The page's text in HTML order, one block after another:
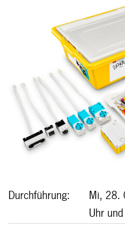
Durchführung:
Mi, 28.
Uhr